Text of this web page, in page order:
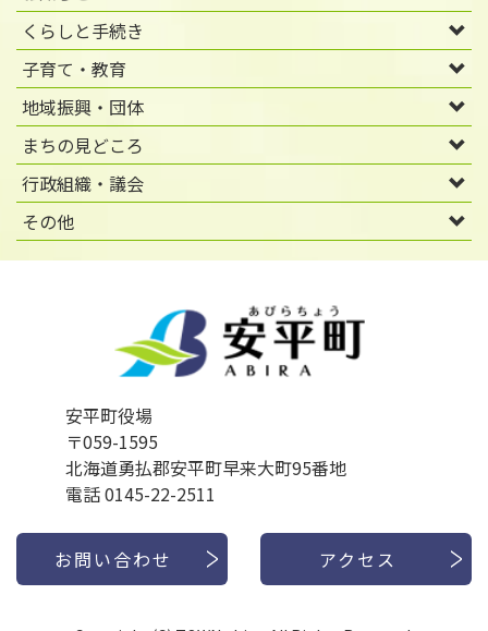
くらしと手続き
子育て・教育
地域振興・団体
まちの見どころ
行政組織・議会
その他
安平町役場
〒059-1595
北海道勇払郡安平町早来大町95番地
電話 0145-22-2511
お問い合わせ アクセス